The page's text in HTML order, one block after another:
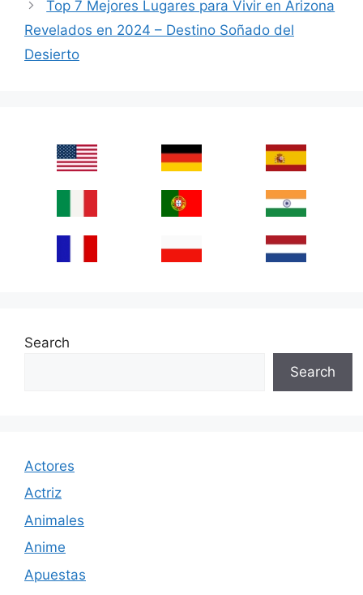
Top 7 Mejores Lugares para Vivir en Arizona
Revelados en 2024 – Destino Soñado del
Desierto
Search
Search
Actores
Actriz
Animales
Anime
Apuestas